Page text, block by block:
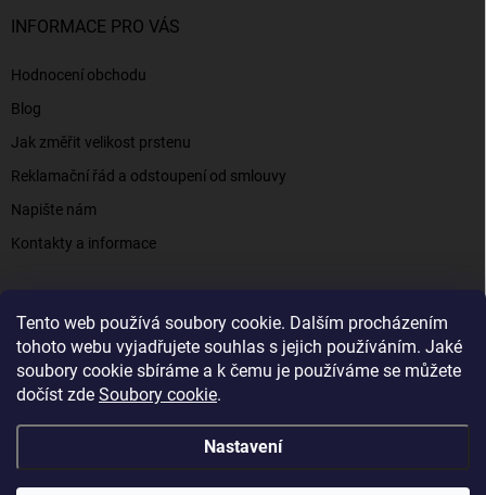
Tento web používá soubory cookie. Dalším procházením
tohoto webu vyjadřujete souhlas s jejich používáním. Jaké
soubory cookie sbíráme a k čemu je používáme se můžete
dočíst zde Soubory cookie.
Nastavení
INFORMACE PRO VÁS
Hodnocení obchodu
Blog
Jak změřit velikost prstenu
Reklamační řád a odstoupení od smlouvy
Napište nám
Kontakty a informace
Elenys.cz - šperky, kterým věříte už od roku 2016
Vytvořil Shoptet